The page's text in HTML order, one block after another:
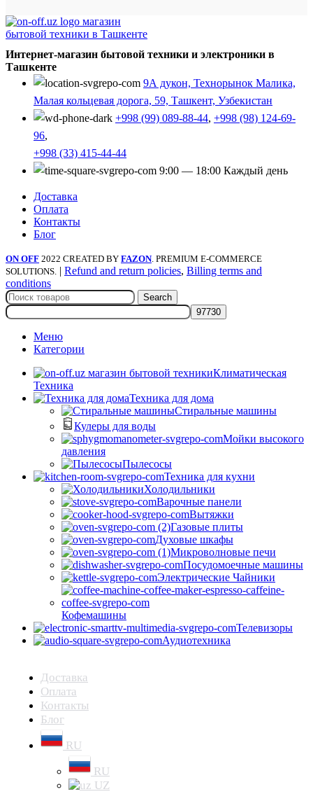
Интернет-магазин бытовой техники и электроники в
Ташкенте
9А дукон, Технорынок Малика,
Малая кольцевая дорога, 59, Ташкент, Узбекистан
+998 (99) 089-88-44, +998 (98) 124-69-
96,
+998 (33) 415-44-44
9:00 — 18:00 Каждый день
Доставка
Оплата
Контакты
Блог
ON OFF 2022 CREATED BY FAZON. PREMIUM E-COMMERCE
SOLUTIONS. | Refund and return policies, Billing terms and
conditions
Search
Меню
Категории
Климатическая
Техника
Техника для дома
Стиральные машины
Кулеры для воды
Мойки высокого
давления
Пылесосы
Техника для кухни
Холодильники
Варочные панели
Вытяжки
Газовые плиты
Духовые шкафы
Микроволновые печи
Посудомоечные машины
Электрические Чайники
Кофемашины
Телевизоры
Аудиотехника
Доставка
Оплата
Контакты
Блог
RU
RU
UZ